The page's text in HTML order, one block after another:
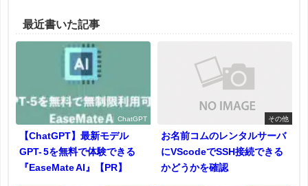
最近書いた記事
ChatGPT
【ChatGPT】最新モデル
GPT- 5を無料で体験できる
『EaseMate AI』【PR】
その他
お名前コムのレンタルサーバ
にVScodeでSSH接続できる
かどうかを確認